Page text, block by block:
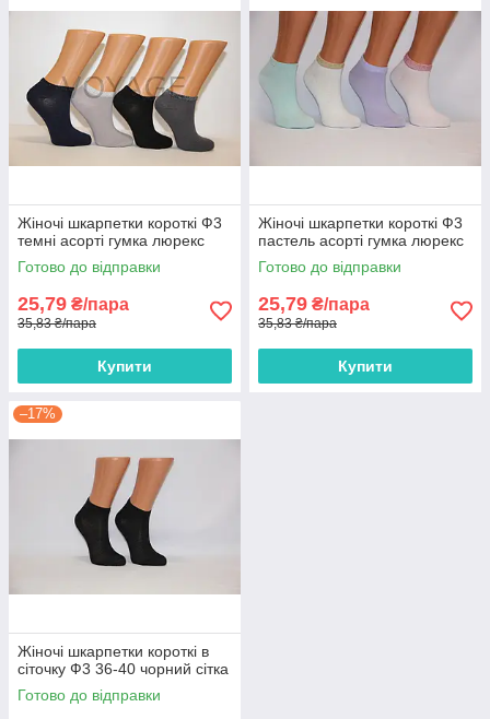
Жіночі шкарпетки короткі Ф3
темні асорті гумка люрекс
Готово до відправки
25,79 ₴/пара
35,83 ₴/пара
Купити
Жіночі шкарпетки короткі Ф3
пастель асорті гумка люрекс
Готово до відправки
25,79 ₴/пара
35,83 ₴/пара
Купити
–17%
Жіночі шкарпетки короткі в
сіточку Ф3 36-40 чорний сітка
Готово до відправки